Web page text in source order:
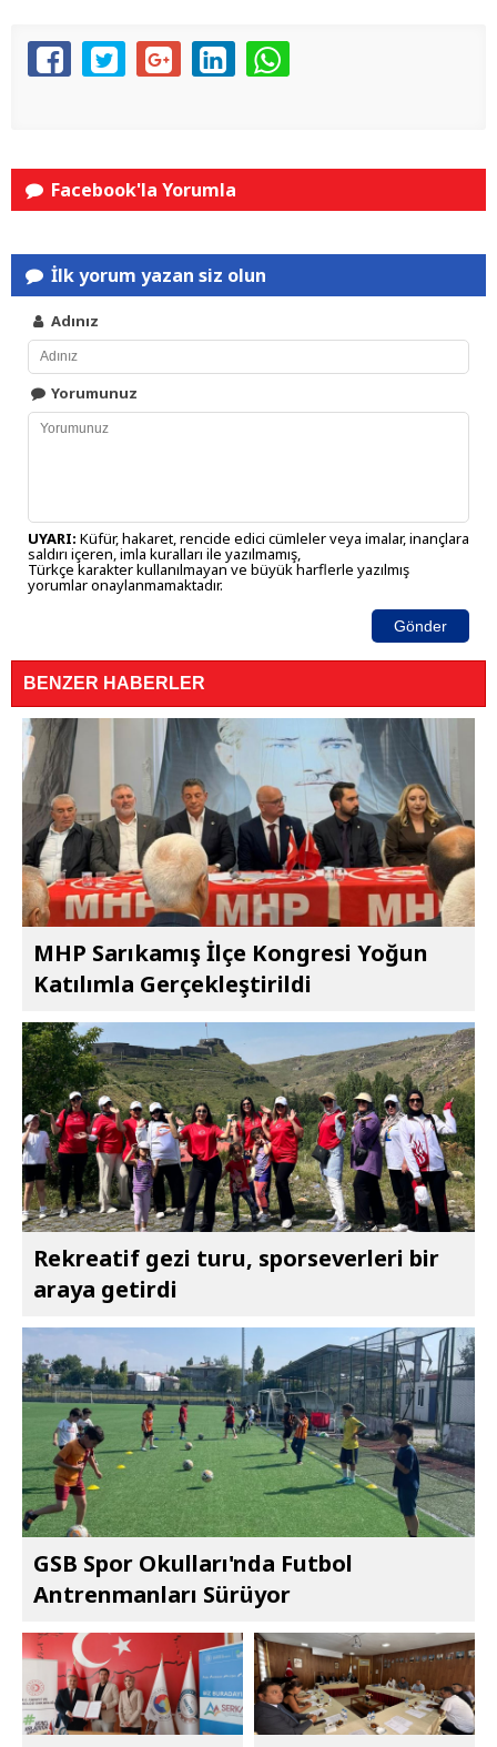
Facebook'la Yorumla
İlk yorum yazan siz olun
Adınız
Yorumunuz
UYARI: Küfür, hakaret, rencide edici cümleler veya imalar, inançlara
saldırı içeren, imla kuralları ile yazılmamış,
Türkçe karakter kullanılmayan ve büyük harflerle yazılmış
yorumlar onaylanmamaktadır.
Gönder
BENZER HABERLER
MHP Sarıkamış İlçe Kongresi Yoğun
Katılımla Gerçekleştirildi
Rekreatif gezi turu, sporseverleri bir
araya getirdi
GSB Spor Okulları'nda Futbol
Antrenmanları Sürüyor